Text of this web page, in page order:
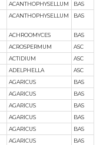
ACANTHOPHYSELLUM
BAS
ACANTHOPHYSELLUM BAS
ACHROOMYCES
BAS
ACROSPERMUM
ASC
ACTIDIUM
ASC
ADELPHELLA
ASC
AGARICUS
BAS
AGARICUS
BAS
AGARICUS
BAS
AGARICUS
BAS
AGARICUS
BAS
AGARICUS
BAS